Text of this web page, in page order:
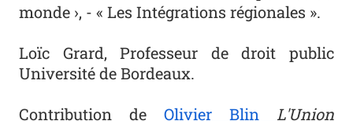
monde ›, - « Les Intégrations régionales ».
Loïc Grard, Professeur de droit public
Université de Bordeaux.
Contribution de Olivier Blin L'Union